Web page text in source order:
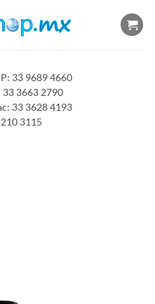
33 9689 4660
33 3663 2790
33 3628 4193
3115